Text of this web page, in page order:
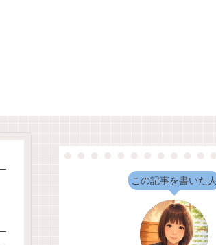
この記事を書いた人